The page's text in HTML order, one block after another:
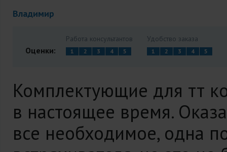
Владимир
Оценки:
Работа консультантов
1 2 3 4 5
Удобство заказа
1 2 3 4 5
Комплектующие для тт
в настоящее время.
все необходимое, одна